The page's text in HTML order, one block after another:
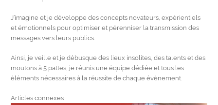
J’imagine et je développe des concepts novateurs, expérientiels
et émotionnels pour optimiser et pérenniser la transmission des
messages vers leurs publics.
Ainsi, je veille et je débusque des lieux insolites, des talents et des
moutons à 5 pattes, je réunis une équipe dédiée et tous les
éléments nécessaires à la réussite de chaque événement.
Articles connexes